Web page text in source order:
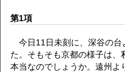
第1項
今日11日未刻に、深谷の
た。そもそも京都の様子は、
本当なのでしょうか。遠州よ